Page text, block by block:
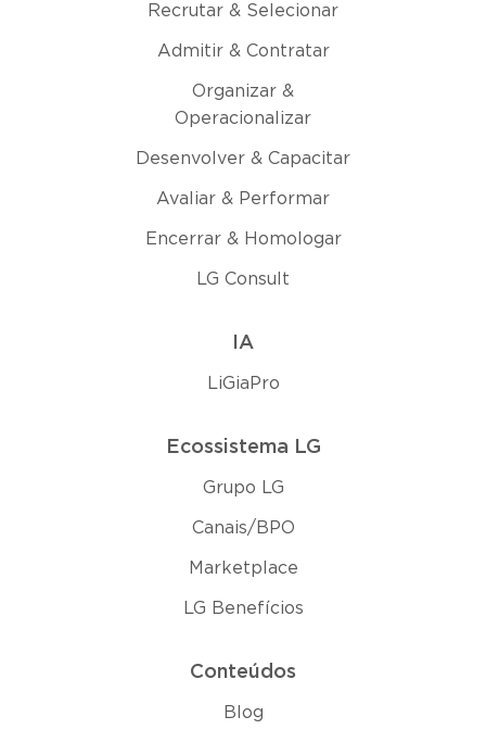
Recrutar & Selecionar
Admitir & Contratar
Organizar &
Operacionalizar
Desenvolver & Capacitar
Avaliar & Performar
Encerrar & Homologar
LG Consult
IA
LiGiaPro
Ecossistema LG
Grupo LG
Canais/BPO
Marketplace
LG Benefícios
Conteúdos
Blog